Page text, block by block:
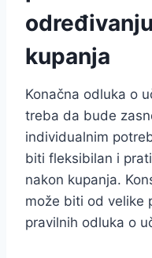
kupanja
Konačna odluka o
treba da bude
individualnim
biti fleksibilan i
nakon kupanja.
može biti od velike
pravilnih odluka o